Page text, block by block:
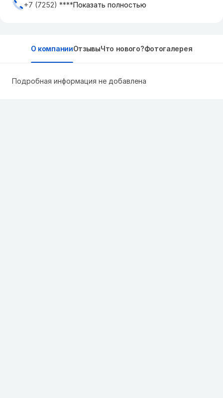
+7 (7252) ****Показать полностью
О компанииОтзывыЧто нового?Фотогалерея
Подробная информация не добавлена